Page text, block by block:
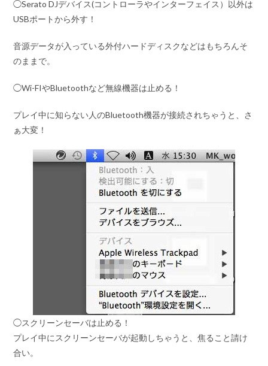
◯Serato DJデバイス(コントローラやインターフェイス）以外は
USBポートから外す！
音源データが入っている外付ハードディスクなどはもちろんそ
のままで。
◯Wi-FIやBluetoothなど無線機器は止める！
プレイ中に知らない人のBluetooth機器が接続されちゃうと、さ
ぁ大変！
◯スクリーンセーバは止める！
プレイ中にスクリーンセーバが起動しちゃうと、焦ること請け
合い。